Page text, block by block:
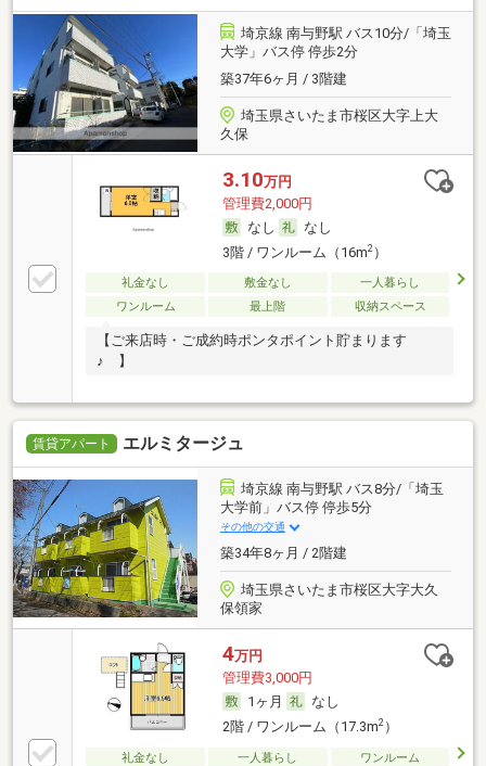
埼京線 南与野駅 バス10分/「埼玉
大学」バス停 停歩2分
築37年6ヶ月 / 3階建
埼玉県さいたま市桜区大字上大
久保
3.10万円
管理費2,000円
なし
なし
3階 / ワンルーム（16m2）
礼金なし 敷金なし
一人暮らし
ワンルーム
最上階 収納スペース
【ご来店時・ご成約時ポンタポイント貯まります
♪ 】
賃貸アパート エルミタージュ
埼京線 南与野駅 バス8分/「埼玉
大学前」バス停 停歩5分
その他の交通
築34年8ヶ月 / 2階建
埼玉県さいたま市桜区大字大久
保領家
4万円
管理費3,000円
1ヶ月
なし
2階 / ワンルーム（17.3m2）
礼金なし 一人暮らし
ワンルーム